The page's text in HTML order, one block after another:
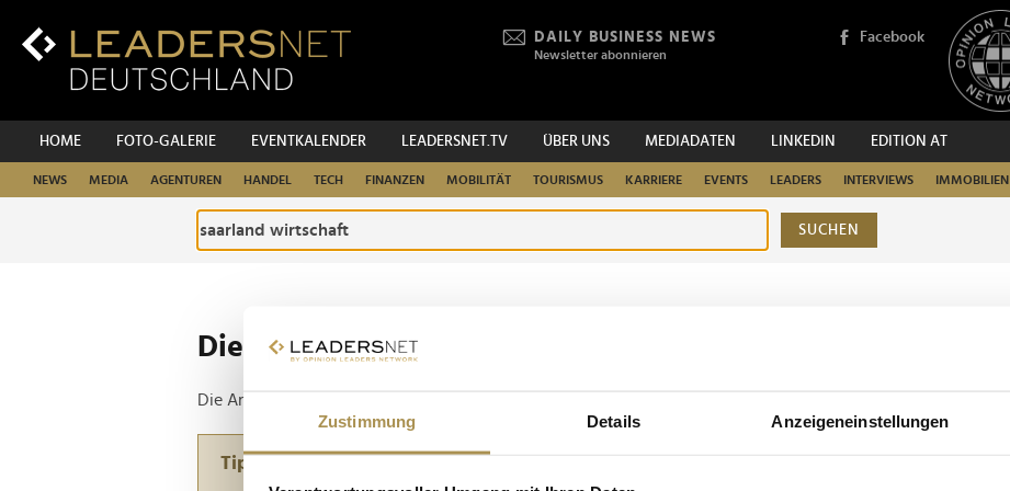
Zustimmung Details Anzeigeneinstellungen
Inhalt
DAILY BUSINESS NEWS
Newsletter abonnieren
Facebook
HOME FOTO-GALERIE EVENTKALENDER LEADERSNET.TV ÜBER UNS MEDIADATEN LINKEDIN EDITION AT
NEWS MEDIA AGENTUREN HANDEL TECH FINANZEN MOBILITÄT TOURISMUS KARRIERE EVENTS LEADERS INTERVIEWS IMMOBILIEN
SUCHEN
Die ganze Website durchsuchen
Die Anfrage ergab 1 Treffer.
Tipp